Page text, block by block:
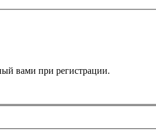
вами при регистрации.